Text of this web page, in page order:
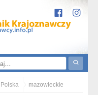
Polska mazowieckie